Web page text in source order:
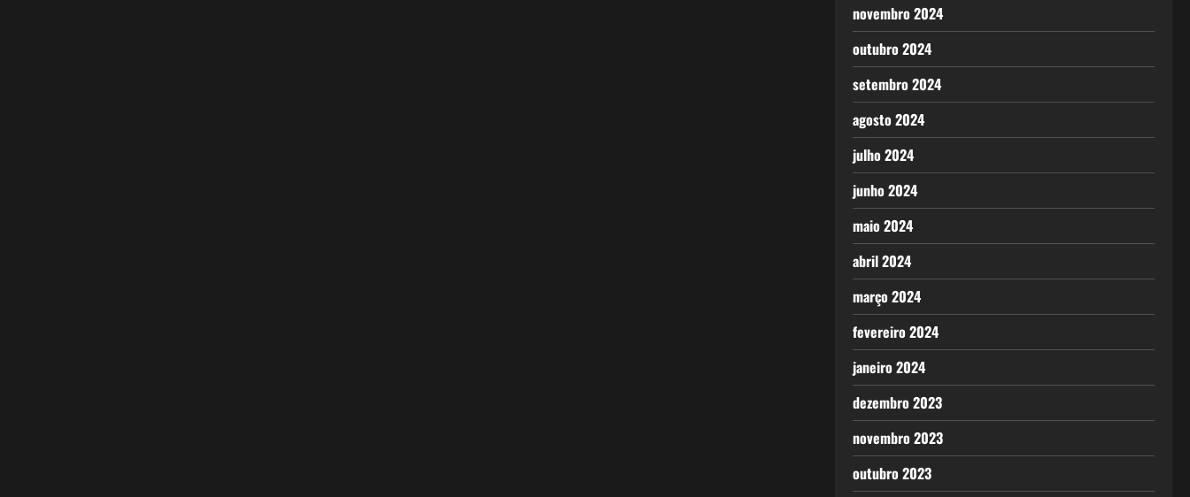
novembro 2024
outubro 2024
setembro 2024
agosto 2024
julho 2024
junho 2024
maio 2024
abril 2024
março 2024
fevereiro 2024
janeiro 2024
dezembro 2023
novembro 2023
outubro 2023